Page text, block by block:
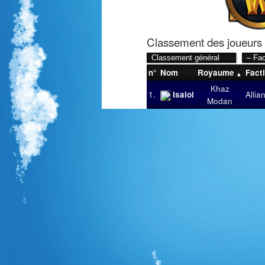
Classement des joueurs
n° Nom Royaume
1.
Isalol
Khaz
Modan